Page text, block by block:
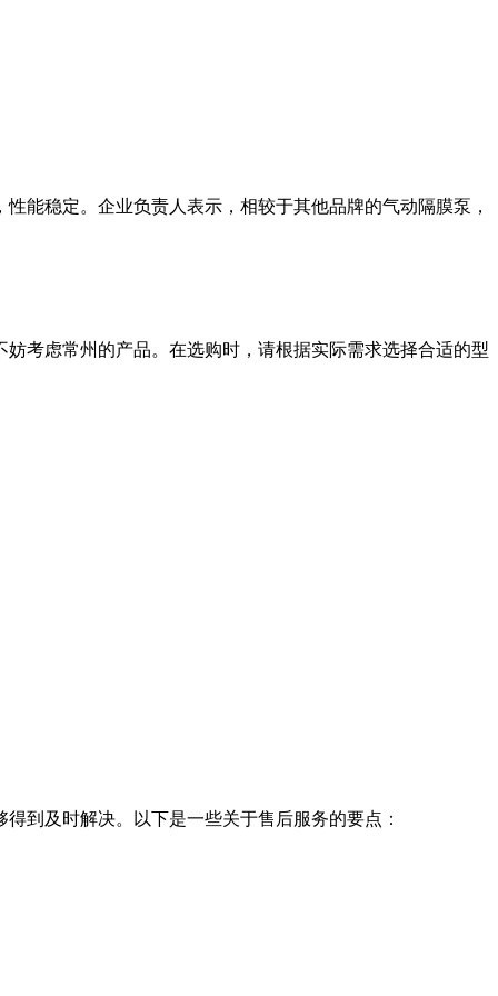
能稳定。企业负责人表示，相较于其他品牌的气动隔膜泵，
考虑常州的产品。在选购时，请根据实际需求选择合适的型
到及时解决。以下是一些关于售后服务的要点：